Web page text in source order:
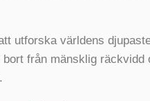
utforska världens
från mänsklig räckvidd